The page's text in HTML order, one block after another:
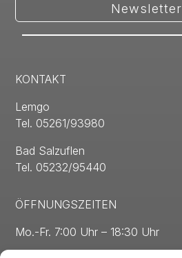
Newsletter
KONTAKT
Lemgo
Tel. 05261/93980
Bad Salzuflen
Tel. 05232/95440
ÖFFNUNGSZEITEN
Mo.-Fr. 7:00 Uhr – 18:30 Uhr